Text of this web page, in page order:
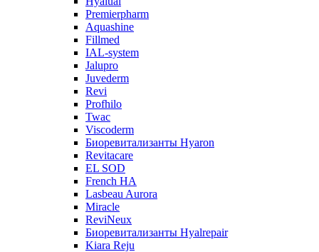
Premierpharm
Aquashine
Fillmed
IAL-system
Jalupro
Juvederm
Revi
Profhilo
Twac
Viscoderm
Биоревитализанты Hyaron
Revitacare
EL SOD
French HA
Lasbeau Aurora
Miracle
ReviNeux
Биоревитализанты Hyalrepair
Kiara Reju